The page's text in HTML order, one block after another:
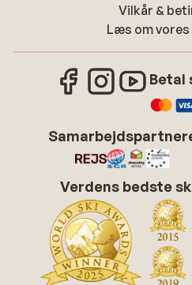
Vilkår &
Læs om
Betal
Verdens bedste